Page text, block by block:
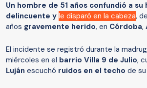
Un hombre de 51 años confundió a su
delincuente y le disparó en la cabeza,
años gravemente herido, en Córdoba,
El incidente se registró durante la
miércoles en el barrio Villa 9 de Julio,
Luján escuchó ruidos en el techo de